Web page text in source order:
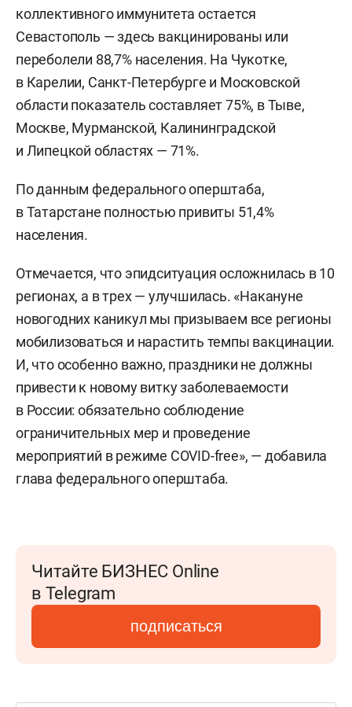
коллективного иммунитета остается
Севастополь — здесь вакцинированы или
переболели 88,7% населения. На Чукотке,
в Карелии, Санкт-Петербурге и Московской
области показатель составляет 75%, в Тыве,
Москве, Мурманской, Калининградской
и Липецкой областях — 71%.
По данным федерального оперштаба,
в Татарстане полностью привиты 51,4%
населения.
Отмечается, что эпидситуация осложнилась в 10
регионах, а в трех — улучшилась. «Накануне
новогодних каникул мы призываем все регионы
мобилизоваться и нарастить темпы вакцинации.
И, что особенно важно, праздники не должны
привести к новому витку заболеваемости
в России: обязательно соблюдение
ограничительных мер и проведение
мероприятий в режиме COVID-free», — добавила
глава федерального оперштаба.
Читайте БИЗНЕС Online
в Telegram
подписаться